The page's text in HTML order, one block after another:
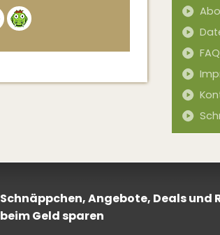
FAQ
Schnäppchen, Angebote, Deals
beim Geld sparen